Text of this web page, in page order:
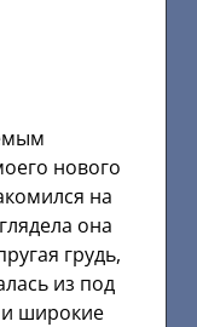
нового
на
она
грудь,
из под
и широкие